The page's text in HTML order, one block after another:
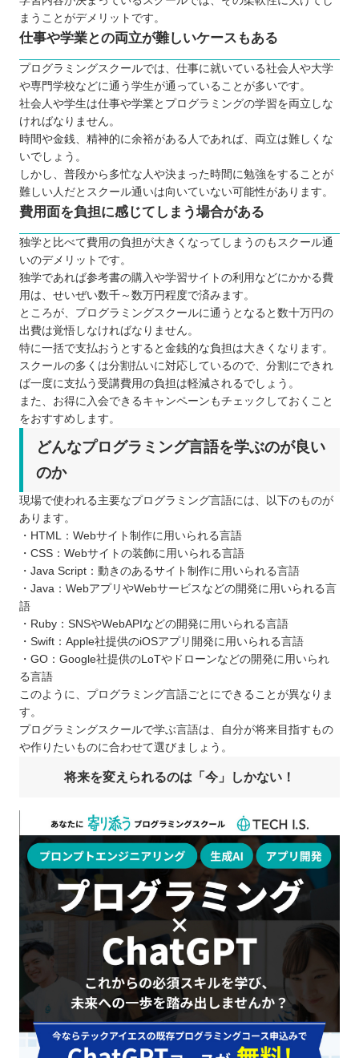
まうことがデメリットです。
仕事や学業との両立が難しいケースもある
プログラミングスクールでは、仕事に就いている社会人や大学
や専門学校などに通う学生が通っていることが多いです。
社会人や学生は仕事や学業とプログラミングの学習を両立しな
ければなりません。
時間や金銭、精神的に余裕がある人であれば、両立は難しくな
いでしょう。
しかし、普段から多忙な人や決まった時間に勉強をすることが
難しい人だとスクール通いは向いていない可能性があります。
費用面を負担に感じてしまう場合がある
独学と比べて費用の負担が大きくなってしまうのもスクール通
いのデメリットです。
独学であれば参考書の購入や学習サイトの利用などにかかる費
用は、せいぜい数千～数万円程度で済みます。
ところが、プログラミングスクールに通うとなると数十万円の
出費は覚悟しなければなりません。
特に一括で支払おうとすると金銭的な負担は大きくなります。
スクールの多くは分割払いに対応しているので、分割にできれ
ば一度に支払う受講費用の負担は軽減されるでしょう。
また、お得に入会できるキャンペーンもチェックしておくこと
をおすすめします。
どんなプログラミング言語を学ぶのが良い
のか
現場で使われる主要なプログラミング言語には、以下のものが
あります。
・HTML：Webサイト制作に用いられる言語
・CSS：Webサイトの装飾に用いられる言語
・Java Script：動きのあるサイト制作に用いられる言語
・Java：WebアプリやWebサービスなどの開発に用いられる言
語
・Ruby：SNSやWebAPIなどの開発に用いられる言語
・Swift：Apple社提供のiOSアプリ開発に用いられる言語
・GO：Google社提供のLoTやドローンなどの開発に用いられ
る言語
このように、プログラミング言語ごとにできることが異なりま
す。
プログラミングスクールで学ぶ言語は、自分が将来目指すもの
や作りたいものに合わせて選びましょう。
将来を変えられるのは「今」しかない！